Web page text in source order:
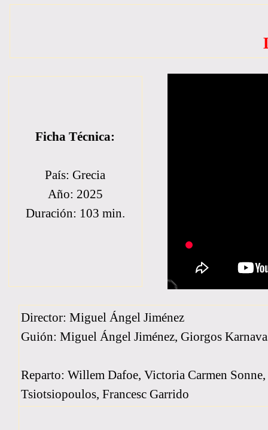
Ficha Técnica:
País: Grecia
Año: 2025
Duración: 103 min.
Director: Miguel Ángel Jiménez
Guión: Miguel Ángel Jiménez, Giorgos
Reparto: Willem Dafoe, Victoria Carmen
Tsiotsiopoulos, Francesc Garrido